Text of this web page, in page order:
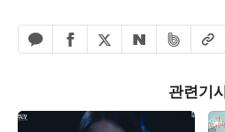
카카오톡 공유하기
페이스북 공유하기
엑스 공유하기
네이버 공유하기
밴드 공유
관련기